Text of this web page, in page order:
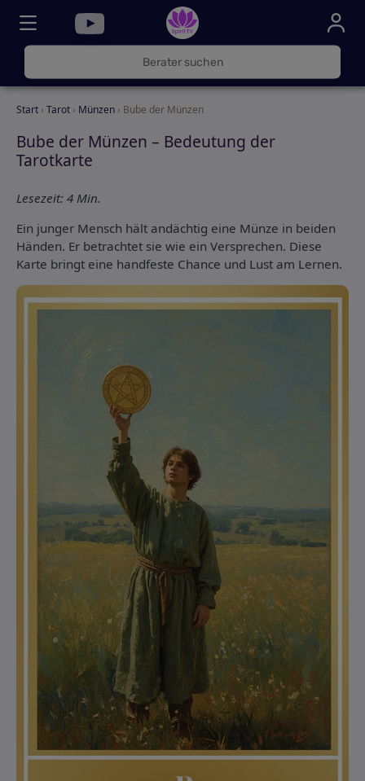
030
000
Start › Tarot › Münzen › Bube der Münzen
Bube der Münzen – Bedeutung der
Tarotkarte
Lesezeit: 4 Min.
Ein junger Mensch hält andächtig eine Münze in beiden
Händen. Er betrachtet sie wie ein Versprechen. Diese
Karte bringt eine handfeste Chance und Lust am Lernen.